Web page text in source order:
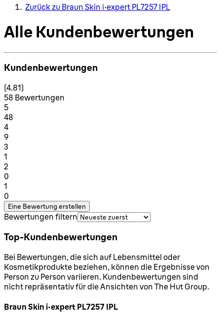
Zurück zu Braun Skin i·expert PL7257 IPL
Alle Kundenbewertungen
Kundenbewertungen
4.81 Sterne von maximal 5
(4.81)
58 Bewertungen
51 Sterne von maximal 1
48
41 Sterne von maximal 1
9
3
1
2
0
1
0
Eine Bewertung erstellen
Bewertungen filtern
Top-Kundenbewertungen
Bei Bewertungen, die sich auf Lebensmittel oder
Kosmetikprodukte beziehen, können die Ergebnisse von
Person zu Person variieren. Kundenbewertungen sind
nicht repräsentativ für die Ansichten von The Hut Group.
Braun Skin i·expert PL7257 IPL